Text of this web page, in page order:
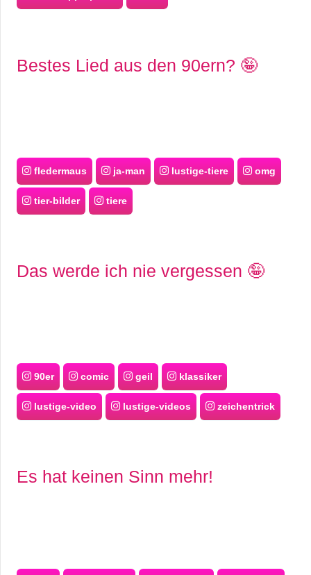
Bestes Lied aus den 90ern? 🤪
fledermaus ja-man lustige-tiere omg
tier-bilder tiere
Das werde ich nie vergessen 🤪
90er comic geil klassiker
lustige-video lustige-videos zeichentrick
Es hat keinen Sinn mehr!